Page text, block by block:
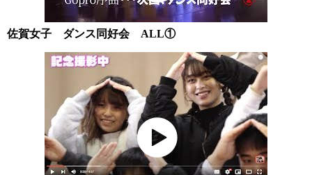
佐賀女子 ダンス同好会 ALL①